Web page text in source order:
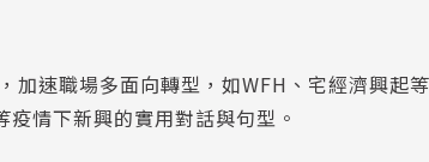
加速職場多面向轉型，如WFH、宅經濟興起
情下新興的實用對話與句型。